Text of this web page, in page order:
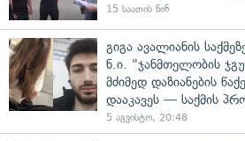
15 საათის წინ
გიგა ავალიანის
ნ.ი. "ჯანმთელობის
მძიმედ დაზიანების
დააკავეს — საქმის
5 აგვისტო, 20:48